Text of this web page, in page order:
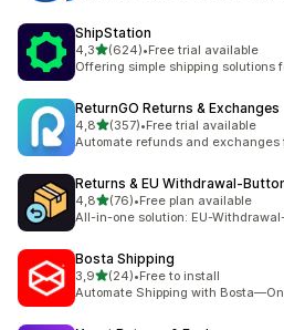
ShipStation
4,3z 5 hvězd
(624)
Celkový počet recenzí: 624
•Free trial available
Offering simple shipping solutions
ReturnGO Returns & Exchanges
4,8z 5 hvězd
(357)
Celkový počet recenzí: 357
•Free trial available
Automate refunds and
Returns & EU
4,8z 5 hvězd
(76)
Celkový počet recenzí: 76
•Free plan available
All-in-one solution: EU-
Bosta Shipping
3,9z 5 hvězd
(24)
Celkový počet recenzí: 24
•Free to install
Automate Shipping with